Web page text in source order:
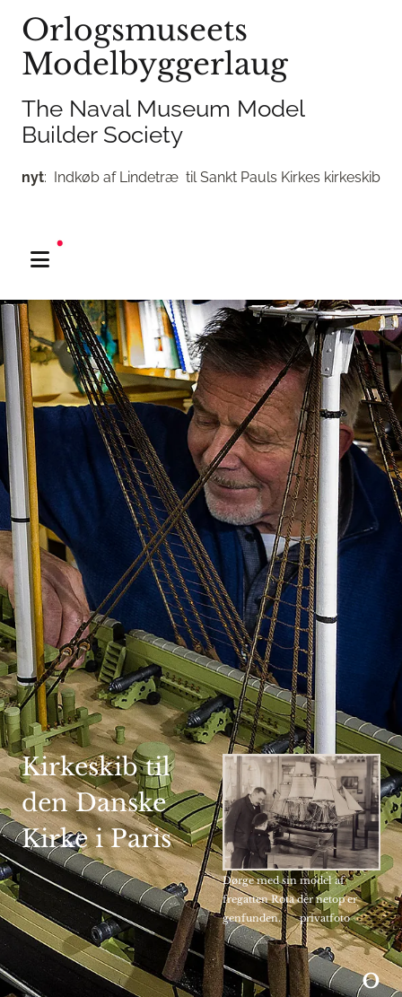
Orlogsmuseets
Modelbyggerlaug
The Naval Museum Model
Builder Society
nyt: Indkøb af Lindetræ til Sankt Pauls Kirkes kirkeskib
Kirkeskib til
den Danske
Kirke i Paris
'
Dørge med sin model af
fregatten Rota der netop er
genfunden. privatfoto
o